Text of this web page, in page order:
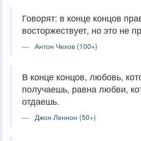
Говорят: в конце концов
восторжествует, но это не
Антон Чехов (100+)
В конце концов, любовь,
получаешь, равна любви,
отдаешь.
Джон Леннон (50+)